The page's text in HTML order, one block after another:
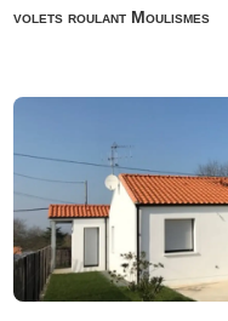
volets roulant Moulismes